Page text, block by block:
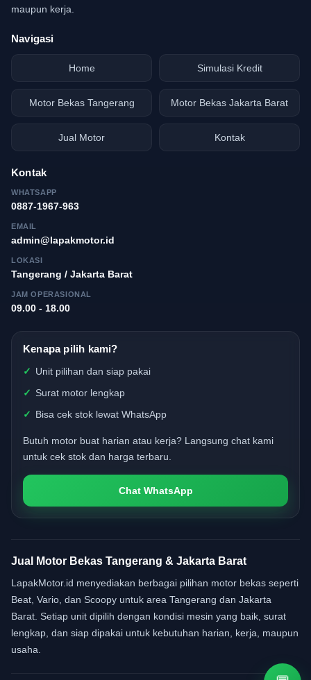
maupun kerja.
Navigasi
Home Simulasi Kredit
Motor Bekas Tangerang Motor Bekas Jakarta Barat
Jual Motor Kontak
Kontak
WHATSAPP
0887-1967-963
EMAIL
admin@lapakmotor.id
LOKASI
Tangerang / Jakarta Barat
JAM OPERASIONAL
09.00 - 18.00
Kenapa pilih kami?
Unit pilihan dan siap pakai
Surat motor lengkap
Bisa cek stok lewat WhatsApp
Butuh motor buat harian atau kerja? Langsung chat kami
untuk cek stok dan harga terbaru.
Chat WhatsApp
Jual Motor Bekas Tangerang & Jakarta Barat
LapakMotor.id menyediakan berbagai pilihan motor bekas seperti
Beat, Vario, dan Scoopy untuk area Tangerang dan Jakarta
Barat. Setiap unit dipilih dengan kondisi mesin yang baik, surat
lengkap, dan siap dipakai untuk kebutuhan harian, kerja, maupun
usaha.